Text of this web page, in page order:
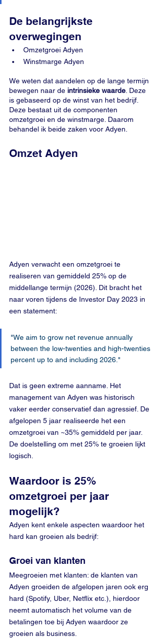
De belangrijkste
overwegingen
Omzetgroei Adyen
Winstmarge Adyen
We weten dat aandelen op de lange termijn
bewegen naar de intrinsieke waarde. Deze
is gebaseerd op de winst van het bedrijf.
Deze bestaat uit de componenten
omzetgroei en de winstmarge. Daarom
behandel ik beide zaken voor Adyen.
Omzet Adyen
Adyen verwacht een omzetgroei te
realiseren van gemiddeld 25% op de
middellange termijn (2026). Dit bracht het
naar voren tijdens de Investor Day 2023 in
een statement:
"We aim to grow net revenue annually
between the low-twenties and high-twenties
percent up to and including 2026."
Dat is geen extreme aanname. Het
management van Adyen was historisch
vaker eerder conservatief dan agressief. De
afgelopen 5 jaar realiseerde het een
omzetgroei van ~35% gemiddeld per jaar.
De doelstelling om met 25% te groeien lijkt
logisch.
Waardoor is 25%
omzetgroei per jaar
mogelijk?
Adyen kent enkele aspecten waardoor het
hard kan groeien als bedrijf:
Groei van klanten
Meegroeien met klanten: de klanten van
Adyen groeiden de afgelopen jaren ook erg
hard (Spotify, Uber, Netflix etc.), hierdoor
neemt automatisch het volume van de
betalingen toe bij Adyen waardoor ze
groeien als business.